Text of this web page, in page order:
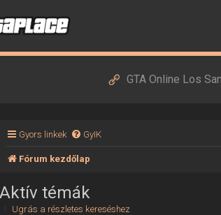
GTA Online Los
Gyors linkek GyIK
Fórum kezdőlap
Aktív témák
Ugrás a részletes kereséshez